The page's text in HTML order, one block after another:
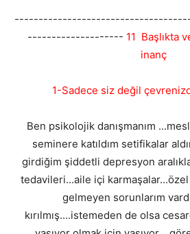
-------------------- 11 Başlıkta
inanç
1-Sadece siz değil
Ben psikolojik danışmanım
seminere katıldım setifikalar
girdiğim şiddetli depresyon
tedavileri...aile içi
gelmeyen sorunlarım
kırılmış....istemeden de olsa